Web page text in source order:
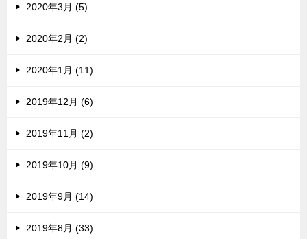
2020年3月 (5)
2020年2月 (2)
2020年1月 (11)
2019年12月 (6)
2019年11月 (2)
2019年10月 (9)
2019年9月 (14)
2019年8月 (33)